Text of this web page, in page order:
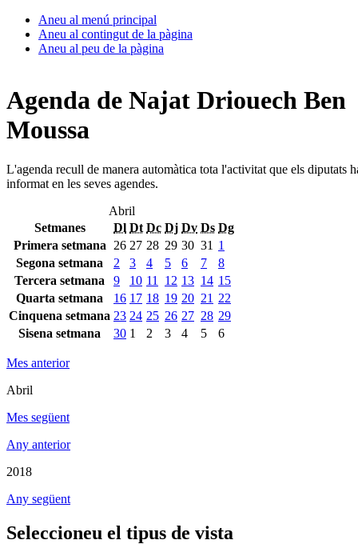
Aneu al menú principal
Aneu al contingut de la pàgina
Aneu al peu de la pàgina
Agenda de Najat Driouech Ben
Moussa
L'agenda recull de manera automàtica tota l'activitat que els diputats
informat en les seves agendes.
Abril
Setmanes
Dl Dt Dc Dj Dv Ds Dg
Primera setmana
26 27 28 29 30 31 1
Segona setmana
2 3 4 5 6 7
8
Tercera setmana
9 10 11 12 13 14 15
Quarta setmana
16 17 18 19 20 21 22
Cinquena setmana 23 24 25 26 27 28 29
Sisena setmana
30 1 2 3 4 5 6
Mes anterior
Abril
Mes següent
Any anterior
2018
Any següent
Seleccioneu el tipus de vista